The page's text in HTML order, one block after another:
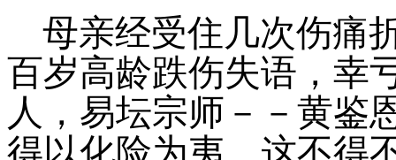
母亲经受住几次伤痛
百岁高龄跌伤失语，幸
人，易坛宗师 －－ 黄鉴